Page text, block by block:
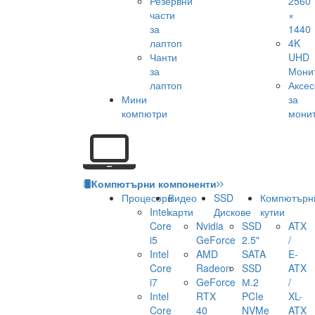
части
за
лаптоп
Чанти
за
лаптоп
Мини
компютри
×
1440
4K
UHD
за
Компютърни компоненти
Процесори
Intel
Core
i5
Intel
Core
i7
Intel
Core
Видео
карти
Nvidia
GeForce
AMD
Radeon
GeForce
RTX
40
SSD
Дискове
SSD
2.5"
SATA
SSD
М.2
PCIe
NVMe
кутии
ATX
/
E-
ATX
/
XL-
ATX